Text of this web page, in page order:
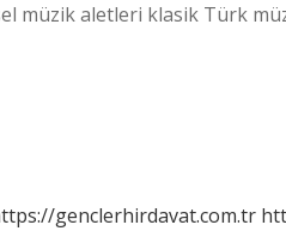
müzik aletleri klasik Türk
genclerhirdavat.com.tr